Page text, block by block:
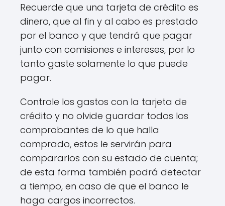
Recuerde que una tarjeta de crédito es
dinero, que al fin y al cabo es prestado
por el banco y que tendrá que pagar
junto con comisiones e intereses, por lo
tanto gaste solamente lo que puede
pagar.
Controle los gastos con la tarjeta de
crédito y no olvide guardar todos los
comprobantes de lo que halla
comprado, estos le servirán para
compararlos con su estado de cuenta;
de esta forma también podrá detectar
a tiempo, en caso de que el banco le
haga cargos incorrectos.